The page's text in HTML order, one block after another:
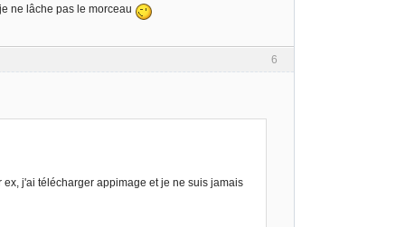
ne lâche pas le morceau
6
j'ai télécharger appimage et je ne suis jamais